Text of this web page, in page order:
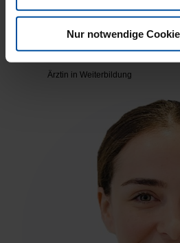
Nur notwendige
Ärztin in Weiterbildung